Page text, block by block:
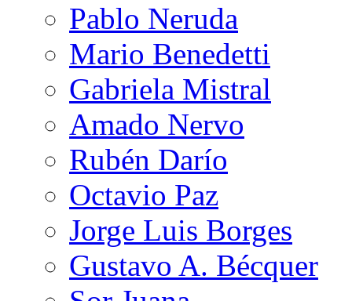
Pablo Neruda
Mario Benedetti
Gabriela Mistral
Amado Nervo
Rubén Darío
Octavio Paz
Jorge Luis Borges
Gustavo A. Bécquer